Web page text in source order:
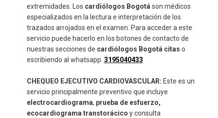
extremidades. Los cardiólogos Bogotá son médicos
especializados en la lectura e interpretación de los
trazados arrojados en el examen. Para acceder a este
servicio puede hacerlo en los botones de contacto de
nuestras secciones de cardiólogos Bogotá citas o
escribiendo al whatsapp 3195040433
CHEQUEO EJECUTIVO CARDIOVASCULAR: Este es un
servicio principalmente preventivo que incluye
electrocardiograma, prueba de esfuerzo,
ecocardiograma transtorácico y consulta